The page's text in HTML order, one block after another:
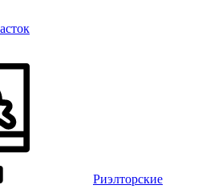
Риэлторские